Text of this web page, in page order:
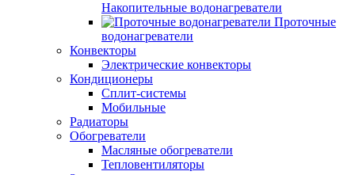
Накопительные водонагреватели
Проточные
водонагреватели
Конвекторы
Электрические конвекторы
Кондиционеры
Сплит-системы
Мобильные
Радиаторы
Обогреватели
Масляные обогреватели
Тепловентиляторы